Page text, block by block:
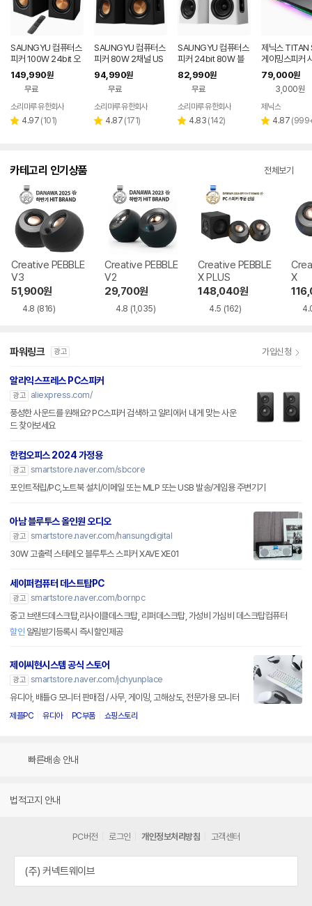
SAUNGYU 컴퓨터스
피커 100W 24bit 오
디오 2채널 PC 유선
블루투스 연결
149,990원
무료
소리마루 유한회사
별 4.97 리
(101)
SAUNGYU 컴퓨터스
피커 80W 2채널 US
B DAC 옵티컬 유선 연
결 블루투스 스피커
94,990원
무료
소리마루 유한회사
별 4.87 리
(171)
SAUNGYU 컴퓨터스
피커 24bit 80W 블
루투스 USB DAC AU
X 옵티컬 연결
82,990원
무료
소리마루 유한회사
별 4.83 리
(142)
제닉스 TITAN
게이밍스피커
바 컴퓨터스피
79,000원
3,000원
페이
제닉스
별 4.87 리
(
카테고리 인기상품 전체보기
Creative PEBBLE
V3
51,900원
4.8 (816)
Creative PEBBLE
V2
29,700원
4.8 (1,035)
Creative PEBBLE
X PLUS
148,040원
4.5 (162)
X
파워링크 광고 가입신청
알리익스프레스 PC스피커
광고
aliexpress.com/
풍성한 사운드를 원해요? PC스피커 검색하고 알리에서 내게 맞는 사운
드 찾아보세요
한컴오피스 2024 가정용
광고 smartstore.naver.com/sbcore
포인트적립/PC,노트북 설치/이메일 또는 MLP 또는 USB 발송/게임용 주변기기
아남 블루투스 올인원 오디오
광고 smartstore.naver.com/hansungdigital
30W 고출력 스테레오 블루투스 스피커 XAVE XE01
세이퍼컴퓨터 데스트탑PC
광고 smartstore.naver.com/bornpc
중고 브랜드데스크탑,리사이클데스크탑, 리퍼데스크탑, 가성비 가심비 데스크탑컴퓨터
할인 알림받기등록시 즉시할인제공
제이씨현시스템 공식 스토어
광고 smartstore.naver.com/jchyunplace
유디아, 배틀G 모니터 판매점 / 사무, 게이밍, 고해상도, 전문가용 모니터
제플PC 유디아 PC부품 쇼핑스토리
빠른배송 안내
법적고지 안내
PC버전 로그인 개인정보처리방침 고객센터
(주) 커넥트웨이브